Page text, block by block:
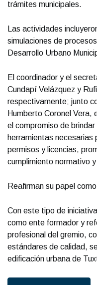
trámites municipales.
Las actividades
simulaciones de
Desarrollo Urbano
El coordinador y el
Cundapí Velázquez y
respectivamente; junto
Humberto Coronel Vera,
el compromiso de
herramientas
permisos y licencias,
cumplimiento normativo
Reafirman su papel
Con este tipo de
como ente formador y
profesional del gremio,
estándares de calidad,
edificación urbana de